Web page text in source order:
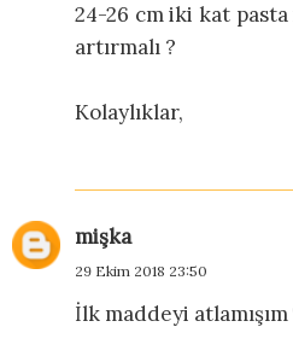
24-26 cm iki kat
artırmalı ?
Kolaylıklar,
mişka
29 Ekim 2018 23:50
İlk maddeyi atlamışım